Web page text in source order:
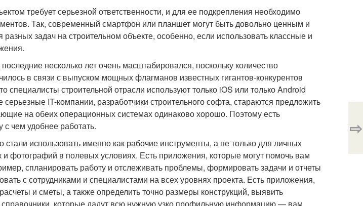
требует серьезной ответственности, и для ее подкрепления необходимо
Так, современный смартфон или планшет могут быть довольно ценным и
задач на строительном объекте, особенно, если использовать классные и
несколько лет очень масштабировался, поскольку количество
в связи с выпуском мощных флагманов известных гигантов-конкурентов
специалисты строительной отрасли используют только iOS или только Android
IT-компании, разработчики строительного софта, стараются предложить
на обеих операционных системах одинаково хорошо. Поэтому есть
чем удобнее работать.
использовать именно как рабочие инструменты, а не только для личных
фотографий в полевых условиях. Есть приложения, которые могут помочь вам
спланировать работу и отслеживать проблемы, формировать задачи и отчеты
с сотрудниками и специалистами на всех уровнях проекта. Есть приложения,
и сметы, а также определить точно размеры конструкций, выявить
⇨